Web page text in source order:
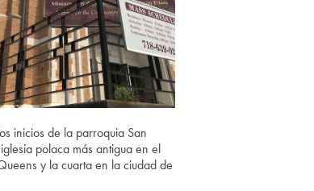
inicios de la parroquia San
polaca más antigua en el
y la cuarta en la ciudad de